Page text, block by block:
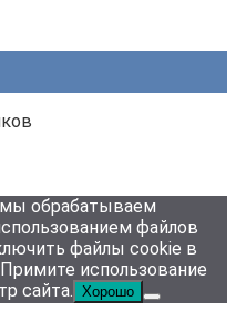
обрабатываем
файлов
файлы cookie в
использование
сайта.
Хорошо